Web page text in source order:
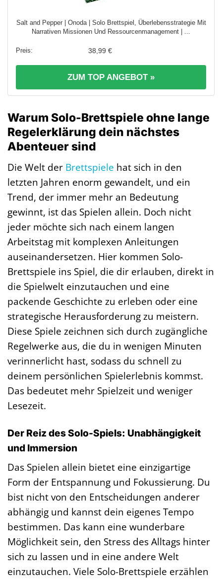
Salt and Pepper | Onoda | Solo Brettspiel, Überlebensstrategie Mit
Narrativen Missionen Und Ressourcenmanagement | ...
38,99 €
ZUM TOP ANGEBOT »
Warum Solo-Brettspiele ohne lange
Regelerklärung dein nächstes
Abenteuer sind
Die Welt der Brettspiele hat sich in den
letzten Jahren enorm gewandelt, und ein
Trend, der immer mehr an Bedeutung
gewinnt, ist das Spielen allein. Doch nicht
jeder möchte sich nach einem langen
Arbeitstag mit komplexen Anleitungen
auseinandersetzen. Hier kommen Solo-
Brettspiele ins Spiel, die dir erlauben, direkt in
die Spielwelt einzutauchen und eine
packende Geschichte zu erleben oder eine
strategische Herausforderung zu meistern.
Diese Spiele zeichnen sich durch zugängliche
Regelwerke aus, die du in wenigen Minuten
verinnerlicht hast, sodass du schnell zu
deinem persönlichen Spielerlebnis kommst.
Das bedeutet mehr Spielzeit und weniger
Lesezeit.
Der Reiz des Solo-Spiels: Unabhängigkeit
und Immersion
Das Spielen allein bietet eine einzigartige
Form der Entspannung und Fokussierung. Du
bist nicht von den Entscheidungen anderer
abhängig und kannst dein eigenes Tempo
bestimmen. Das kann eine wunderbare
Möglichkeit sein, den Stress des Alltags hinter
sich zu lassen und in eine andere Welt
einzutauchen. Viele Solo-Brettspiele erzählen